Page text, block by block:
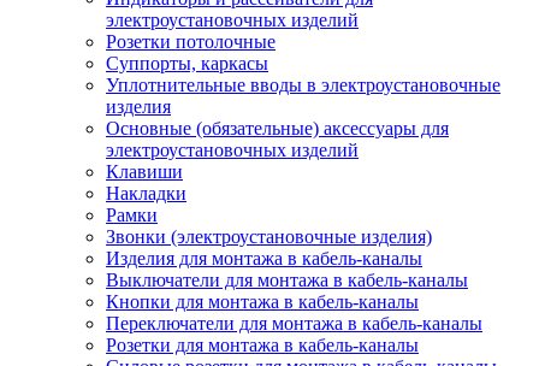
электроустановочных изделий
Розетки потолочные
Суппорты, каркасы
Уплотнительные вводы в электроустановочные
изделия
Основные (обязательные) аксессуары для
электроустановочных изделий
Клавиши
Накладки
Рамки
Звонки (электроустановочные изделия)
Изделия для монтажа в кабель-каналы
Выключатели для монтажа в кабель-каналы
Кнопки для монтажа в кабель-каналы
Переключатели для монтажа в кабель-каналы
Розетки для монтажа в кабель-каналы